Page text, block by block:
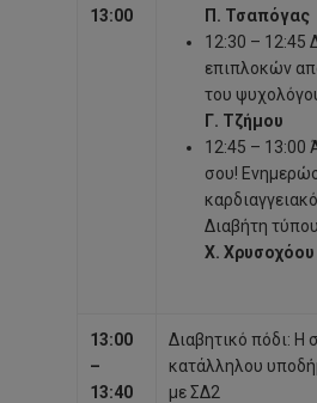
13:00
Π. Τσαπόγας
12:30 – 12:45
επιπλοκών
του
Γ. Τζήμου
12:45 – 13:00
σου!
Διαβήτη
Χ. Χρυσοχόου
13:00
–
13:40
Διαβητικό πόδι: Η
κατάλληλου
με ΣΔ2